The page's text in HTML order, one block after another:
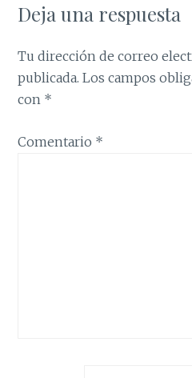
Deja una respuesta
Tu dirección de correo
publicada. Los campos
con *
Comentario *